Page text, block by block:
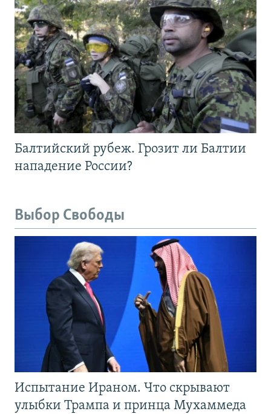
Балтийский рубеж. Грозит ли Балтии
нападение России?
Выбор Свободы
Испытание Ираном. Что скрывают
улыбки Трампа и принца Мухаммеда